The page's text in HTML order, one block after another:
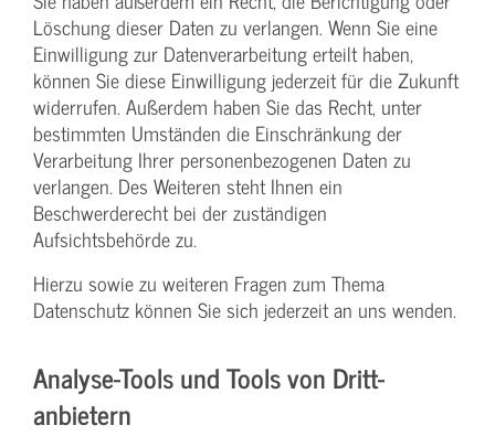
Löschung dieser Daten zu verlangen. Wenn Sie eine
Einwilligung zur Datenverarbeitung erteilt haben,
können Sie diese Einwilligung jederzeit für die Zukunft
widerrufen. Außerdem haben Sie das Recht, unter
bestimmten Umständen die Einschränkung der
Verarbeitung Ihrer personenbezogenen Daten zu
verlangen. Des Weiteren steht Ihnen ein
Beschwerderecht bei der zuständigen
Aufsichtsbehörde zu.
Hierzu sowie zu weiteren Fragen zum Thema
Datenschutz können Sie sich jederzeit an uns wenden.
Analyse-Tools und Tools von Dritt­
anbietern